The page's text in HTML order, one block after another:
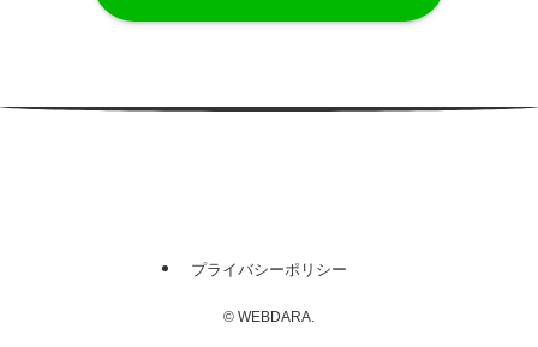
プライバシーポリシー
© WEBDARA.